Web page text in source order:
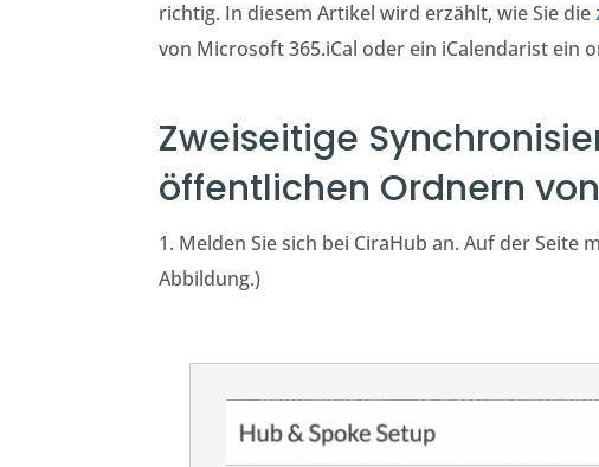
richtig. In diesem Artikel wird erzählt, wie Sie die
von Microsoft 365.iCal oder ein iCalendarist ein
Zweiseitige
öffentlichen Ordnern
1. Melden Sie sich bei CiraHub an. Auf der Seite
Abbildung.)